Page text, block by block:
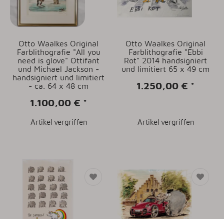
Otto Waalkes Original
Farblithografie "All you
need is glove" Ottifant
und Michael Jackson -
handsigniert und limitiert
- ca. 64 x 48 cm
1.100,00 € *
Artikel vergriffen
Otto Waalkes Original
Farblithografie "Ebbi
Rot" 2014 handsigniert
und limitiert 65 x 49 cm
1.250,00 € *
Artikel vergriffen